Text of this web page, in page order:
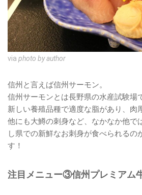
via photo by author
信州と言えば信州サーモン。
信州サーモンとは長野県の水産試験場
新しい養殖品種で適度な脂があり、肉
他にも大鱒の刺身など、なかなか他で
し県での新鮮なお刺身が食べられるの
す！
注目メニュー③信州プレミアム